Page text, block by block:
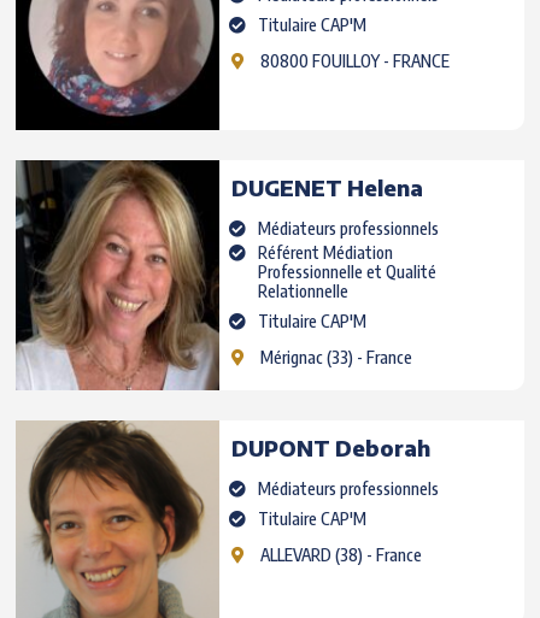
Titulaire CAP'M
80800 FOUILLOY- FRANCE
DUGENET Helena
Médiateurs professionnels
Référent Médiation
Professionnelle et Qualité
Relationnelle
Titulaire CAP'M
Mérignac(33) - France
DUPONT Deborah
Médiateurs professionnels
Titulaire CAP'M
ALLEVARD (38) - France